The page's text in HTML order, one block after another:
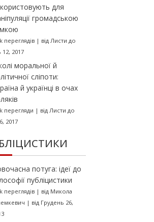
для
громадською
переглядів| від Листи до
12, 2017
моральної й
сліпоти:
й українці в очах
перегляди | від Листи до
2017
потуга: ідеї до
публіцистики
переглядів| від Микола
| від Грудень 26,